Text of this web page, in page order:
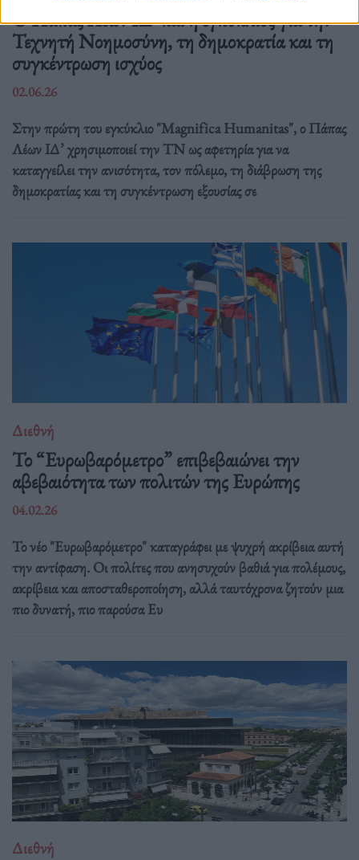
Ο Πάπας Λέων ΙΔ’ και η εγκύκλιος για την
Τεχνητή Νοημοσύνη, τη δημοκρατία και τη
συγκέντρωση ισχύος
02.06.26
Στην πρώτη του εγκύκλιο "Magnifica Humanitas", ο Πάπας
Λέων ΙΔ’ χρησιμοποιεί την ΤΝ ως αφετηρία για να
καταγγείλει την ανισότητα, τον πόλεμο, τη διάβρωση της
δημοκρατίας και τη συγκέντρωση εξουσίας σε
Διεθνή
Το “Ευρωβαρόμετρο” επιβεβαιώνει την
αβεβαιότητα των πολιτών της Ευρώπης
04.02.26
Το νέο "Ευρωβαρόμετρο" καταγράφει με ψυχρή ακρίβεια αυτή
την αντίφαση. Oι πολίτες που ανησυχούν βαθιά για πολέμους,
ακρίβεια και αποσταθεροποίηση, αλλά ταυτόχρονα ζητούν μια
πιο δυνατή, πιο παρούσα Ευ
Διεθνή